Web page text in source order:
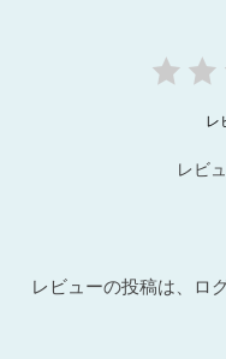
レ
レビ
レビューの投稿は、ロ